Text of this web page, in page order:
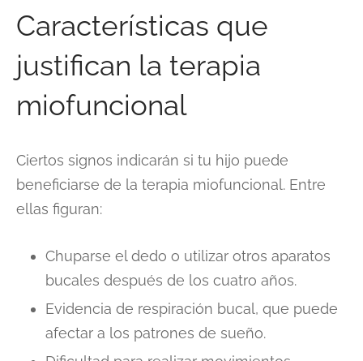
Características que
justifican la terapia
miofuncional
Ciertos signos indicarán si tu hijo puede
beneficiarse de la terapia miofuncional. Entre
ellas figuran:
Chuparse el dedo o utilizar otros aparatos
bucales después de los cuatro años.
Evidencia de respiración bucal, que puede
afectar a los patrones de sueño.